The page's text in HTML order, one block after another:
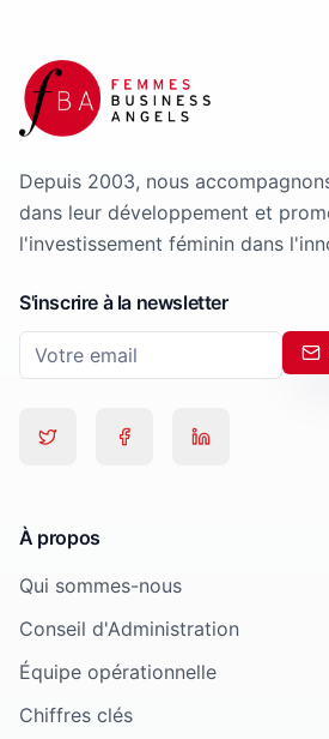
Depuis 2003, nous
dans leur développement et
l'investissement féminin dans
S'inscrire à la newsletter
À propos
Qui sommes-nous
Conseil d'Administration
Équipe opérationnelle
Chiffres clés